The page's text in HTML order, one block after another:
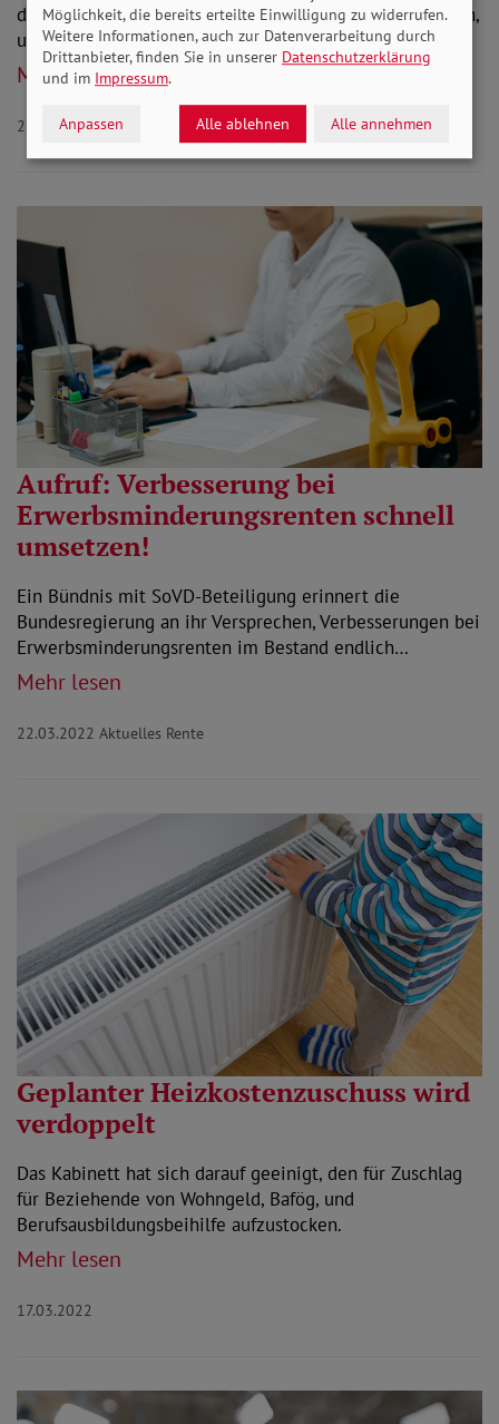
der Regierungsparteien und die zuständigen Ministerien,
um seine Sorge über die Nichtbeachtung…
Mehr lesen
25.03.2022Aktuelles Rente Armut
Aufruf: Verbesserung bei
Erwerbsminderungsrenten schnell
umsetzen!
Ein Bündnis mit SoVD-Beteiligung erinnert die
Bundesregierung an ihr Versprechen, Verbesserungen bei
Erwerbsminderungsrenten im Bestand endlich…
Mehr lesen
22.03.2022 Aktuelles Rente
Geplanter Heizkostenzuschuss wird
verdoppelt
Das Kabinett hat sich darauf geeinigt, den für Zuschlag
für Beziehende von Wohngeld, Bafög, und
Berufsausbildungsbeihilfe aufzustocken.
Mehr lesen
17.03.2022
Möglichkeit, die bereits erteilte Einwilligung zu widerrufen.
Weitere Informationen, auch zur Datenverarbeitung durch
Drittanbieter, finden Sie in unserer Datenschutzerklärung
und im Impressum.
Anpassen Alle ablehnen Alle annehmen